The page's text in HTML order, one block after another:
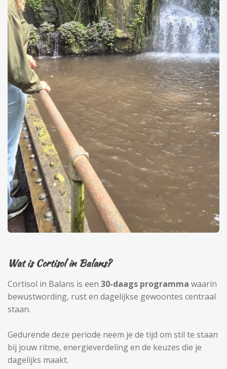
Wat is Cortisol in Balans?
Cortisol in Balans is een 30-daags programma waarin
bewustwording, rust en dagelijkse gewoontes centraal
staan.
Gedurende deze periode neem je de tijd om stil te staan
bij jouw ritme, energieverdeling en de keuzes die je
dagelijks maakt.